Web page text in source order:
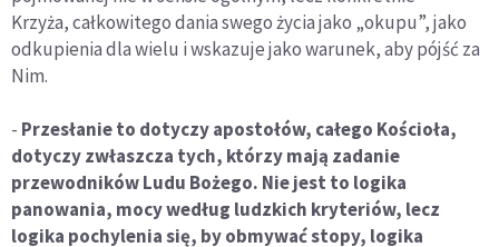
Krzyża, całkowitego dania swego życia jako „okupu”, jako
odkupienia dla wielu i wskazuje jako warunek, aby pójść za
Nim.
- Przesłanie to dotyczy apostołów, całego Kościoła,
dotyczy zwłaszcza tych, którzy mają zadanie
przewodników Ludu Bożego. Nie jest to logika
panowania, mocy według ludzkich kryteriów, lecz
logika pochylenia się, by obmywać stopy, logika